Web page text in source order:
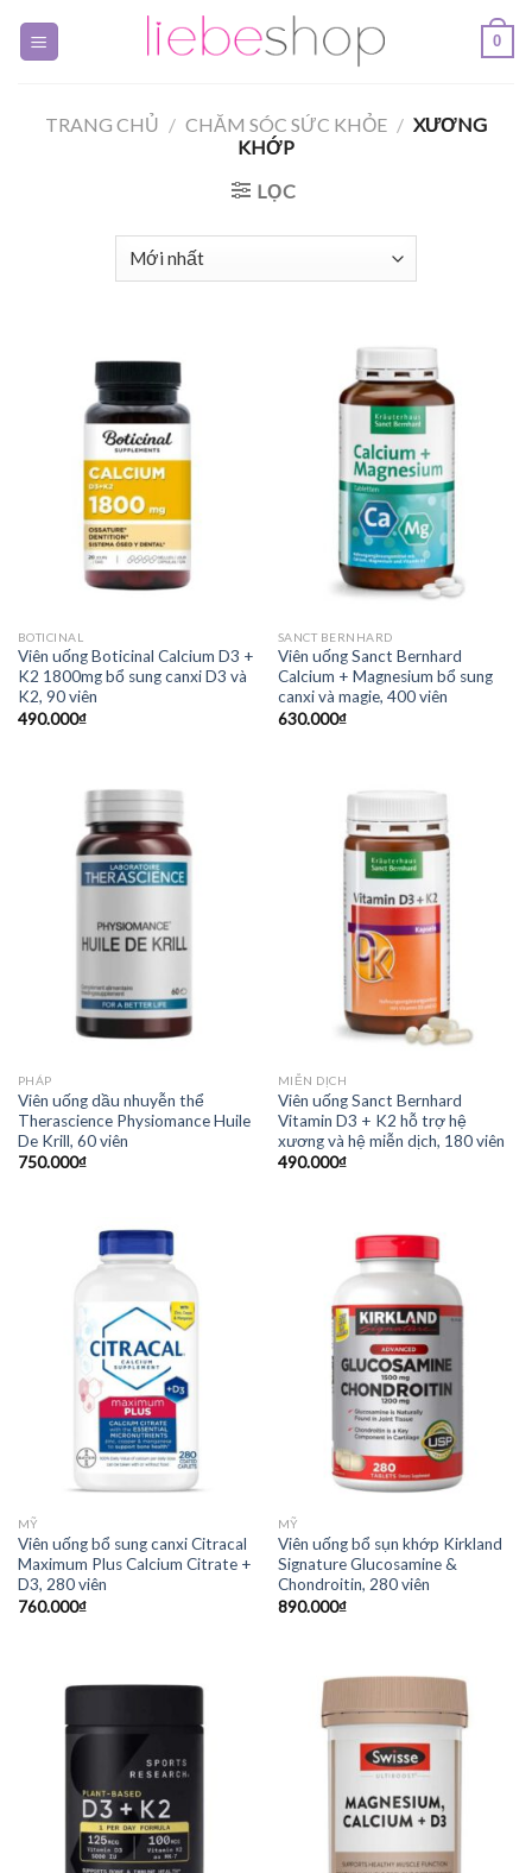
0
TRANG CHỦ / CHĂM SÓC SỨC KHỎE / XƯƠNG
KHỚP
LỌC
BOTICINAL
Viên uống Boticinal Calcium D3 +
K2 1800mg bổ sung canxi D3 và
K2, 90 viên
490.000₫
SANCT BERNHARD
Viên uống Sanct Bernhard
Calcium + Magnesium bổ sung
canxi và magie, 400 viên
630.000₫
PHÁP
Viên uống dầu nhuyễn thể
Therascience Physiomance Huile
De Krill, 60 viên
750.000₫
MIỄN DỊCH
Viên uống Sanct Bernhard
Vitamin D3 + K2 hỗ trợ hệ
xương và hệ miễn dịch, 180 viên
490.000₫
MỸ
Viên uống bổ sung canxi Citracal
Maximum Plus Calcium Citrate +
D3, 280 viên
760.000₫
MỸ
Viên uống bổ sụn khớp Kirkland
Signature Glucosamine &
Chondroitin, 280 viên
890.000₫